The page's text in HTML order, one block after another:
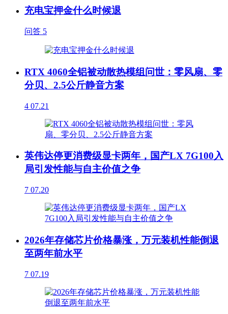
充电宝押金什么时候退
问答 5
RTX 4060全铝被动散热模组问世：零风扇、零
分贝、2.5公斤静音方案
4 07.21
英伟达停更消费级显卡两年，国产LX 7G100入
局引发性能与自主价值之争
7 07.20
2026年存储芯片价格暴涨，万元装机性能倒退
至两年前水平
7 07.19